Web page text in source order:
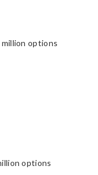
million options
options